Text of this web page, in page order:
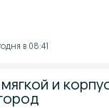
в 08:41
и